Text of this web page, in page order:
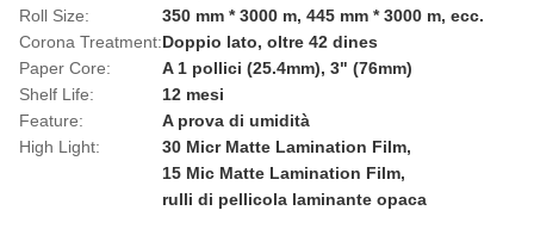
Roll Size:
350 mm * 3000 m, 445 mm * 3000 m, ecc.
Corona Treatment:Doppio lato, oltre 42 dines
Paper Core:
A 1 pollici (25.4mm), 3" (76mm)
Shelf Life:
12 mesi
Feature:
A prova di umidità
High Light:
30 Micr Matte Lamination Film,
15 Mic Matte Lamination Film,
rulli di pellicola laminante opaca